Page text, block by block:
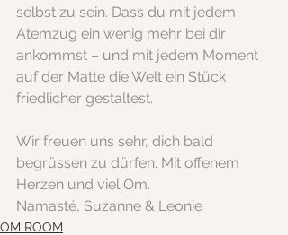
selbst zu sein. Dass du mit jedem
Atemzug ein wenig mehr bei dir
ankommst – und mit jedem Moment
auf der Matte die Welt ein Stück
friedlicher gestaltest.
Wir freuen uns sehr, dich bald
begrüssen zu dürfen. Mit offenem
Herzen und viel Om.
Namasté, Suzanne & Leonie
OM ROOM